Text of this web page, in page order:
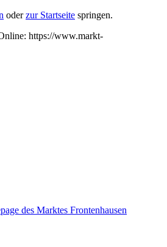
oderzur Startseite springen.
https://www.markt-